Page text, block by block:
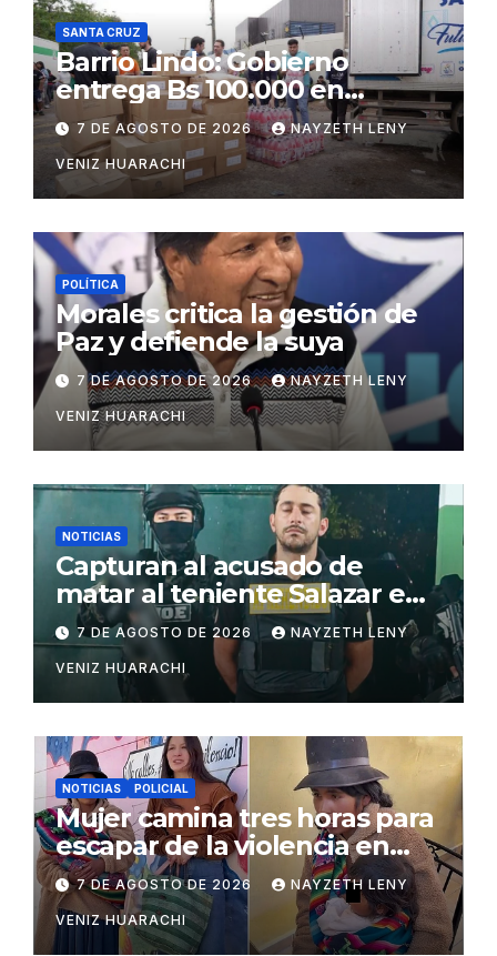
SANTA CRUZ
Barrio Lindo: Gobierno
entrega Bs 100.000 en
insumos para afectados
7 DE AGOSTO DE 2026 NAYZETH LENY
VENIZ HUARACHI
POLÍTICA
Morales critica la gestión de
Paz y defiende la suya
7 DE AGOSTO DE 2026 NAYZETH LENY
VENIZ HUARACHI
NOTICIAS
Capturan al acusado de
matar al teniente Salazar en
San Matías
7 DE AGOSTO DE 2026 NAYZETH LENY
VENIZ HUARACHI
NOTICIAS POLICIAL
Mujer camina tres horas para
escapar de la violencia en
Potosí
7 DE AGOSTO DE 2026 NAYZETH LENY
VENIZ HUARACHI